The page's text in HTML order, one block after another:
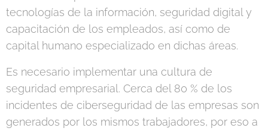
tecnologías de la información, seguridad digital y
capacitación de los empleados, así como de
capital humano especializado en dichas áreas.
Es necesario implementar una cultura de
seguridad empresarial. Cerca del 80 % de los
incidentes de ciberseguridad de las empresas son
generados por los mismos trabajadores, por eso a